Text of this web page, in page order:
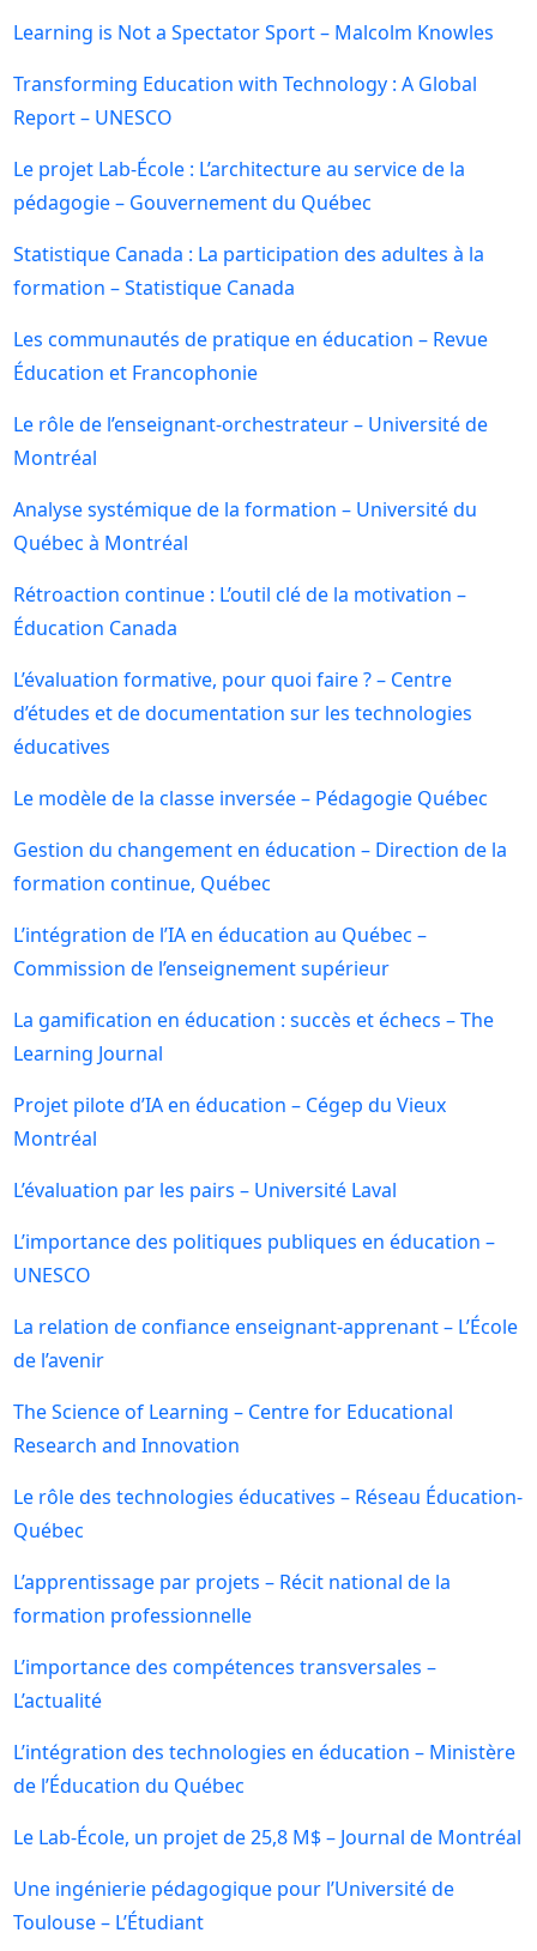
Learning is Not a Spectator Sport – Malcolm Knowles
Transforming Education with Technology : A Global
Report – UNESCO
Le projet Lab-École : L’architecture au service de la
pédagogie – Gouvernement du Québec
Statistique Canada : La participation des adultes à la
formation – Statistique Canada
Les communautés de pratique en éducation – Revue
Éducation et Francophonie
Le rôle de l’enseignant-orchestrateur – Université de
Montréal
Analyse systémique de la formation – Université du
Québec à Montréal
Rétroaction continue : L’outil clé de la motivation –
Éducation Canada
L’évaluation formative, pour quoi faire ? – Centre
d’études et de documentation sur les technologies
éducatives
Le modèle de la classe inversée – Pédagogie Québec
Gestion du changement en éducation – Direction de la
formation continue, Québec
L’intégration de l’IA en éducation au Québec –
Commission de l’enseignement supérieur
La gamification en éducation : succès et échecs – The
Learning Journal
Projet pilote d’IA en éducation – Cégep du Vieux
Montréal
L’évaluation par les pairs – Université Laval
L’importance des politiques publiques en éducation –
UNESCO
La relation de confiance enseignant-apprenant – L’École
de l’avenir
The Science of Learning – Centre for Educational
Research and Innovation
Le rôle des technologies éducatives – Réseau Éducation-
Québec
L’apprentissage par projets – Récit national de la
formation professionnelle
L’importance des compétences transversales –
L’actualité
L’intégration des technologies en éducation – Ministère
de l’Éducation du Québec
Le Lab-École, un projet de 25,8 M$ – Journal de Montréal
Une ingénierie pédagogique pour l’Université de
Toulouse – L’Étudiant